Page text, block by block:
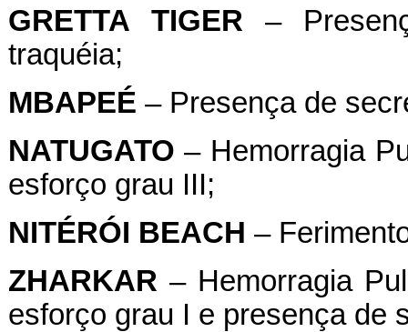
GRETTA
TIGER –
traquéia;
MBAPEÉ – Presença de
NATUGATO – Hemorragia
esforço grau III;
NITÉRÓI BEACH –
ZHARKAR – Hemorragia
esforço grau I e presença de